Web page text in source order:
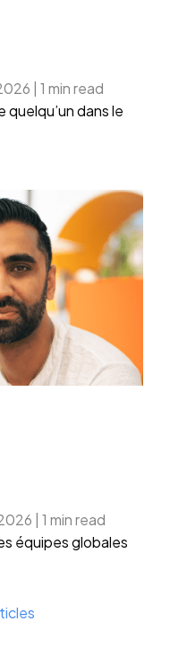
1 min read
quelqu’un dans le
| 1 min read
équipes globales